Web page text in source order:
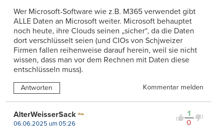
Wer Microsoft-Software wie z.B. M365 verwendet gibt
ALLE Daten an Microsoft weiter. Microsoft behauptet
noch heute, ihre Clouds seinen „sicher“, da die Daten
dort verschlüsselt seien (und CIOs von Schjweizer
Firmen fallen reihenweise darauf herein, weil sie nicht
wissen, dass man vor dem Rechnen mit Daten diese
entschlüsseln muss).
Antworten Kommentar melden
1
0
AlterWeisserSack
06.06.2025 um 05:26